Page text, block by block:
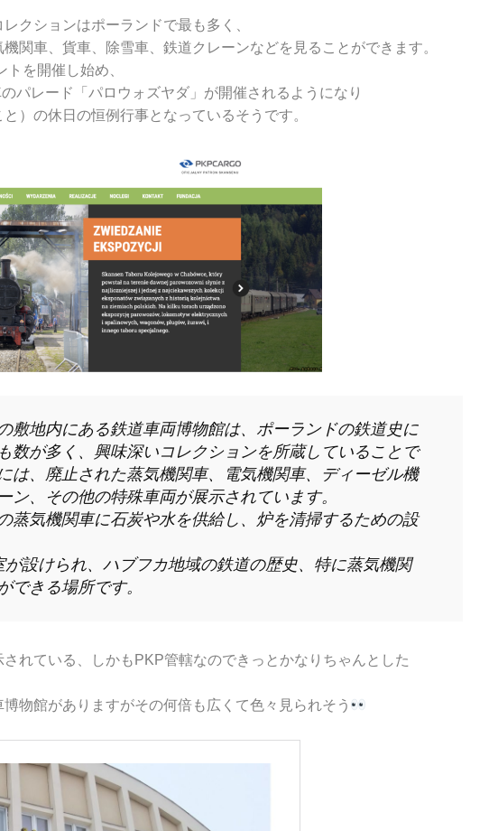
クションはポーランドで最も多く、
関車、貨車、除雪車、鉄道クレーンなどを見ることができます。
を開催し始め、
パレード「パロウォズヤダ」が開催されるようになり
）の休日の恒例行事となっているそうです。
敷地内にある鉄道車両博物館は、ポーランドの鉄道史に
数が多く、興味深いコレクションを所蔵していることで
は、廃止された蒸気機関車、電気機関車、ディーゼル機
ン、その他の特殊車両が展示されています。
蒸気機関車に石炭や水を供給し、炉を清掃するための設
設けられ、ハブフカ地域の鉄道の歴史、特に蒸気機関
できる場所です。
れている、しかもPKP管轄なのできっとかなりちゃんとした
物館がありますがその何倍も広くて色々見られそう